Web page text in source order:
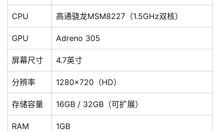
CPU 高通骁龙MSM8227（1.5GHz双核）
GPU Adreno 305
屏幕尺寸 4.7英寸
分辨率 1280×720（HD）
存储容量 16GB / 32GB（可扩展）
RAM 1GB